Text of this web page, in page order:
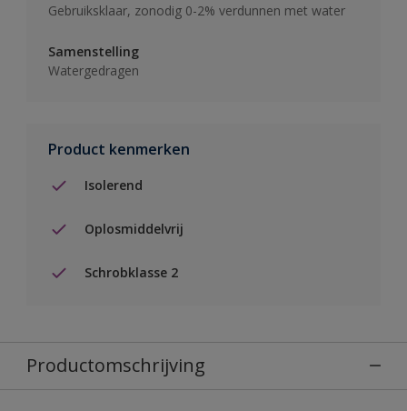
Gebruiksklaar, zonodig 0-2% verdunnen met water
Samenstelling
Watergedragen
Product kenmerken
Isolerend
Oplosmiddelvrij
Schrobklasse 2
Productomschrijving